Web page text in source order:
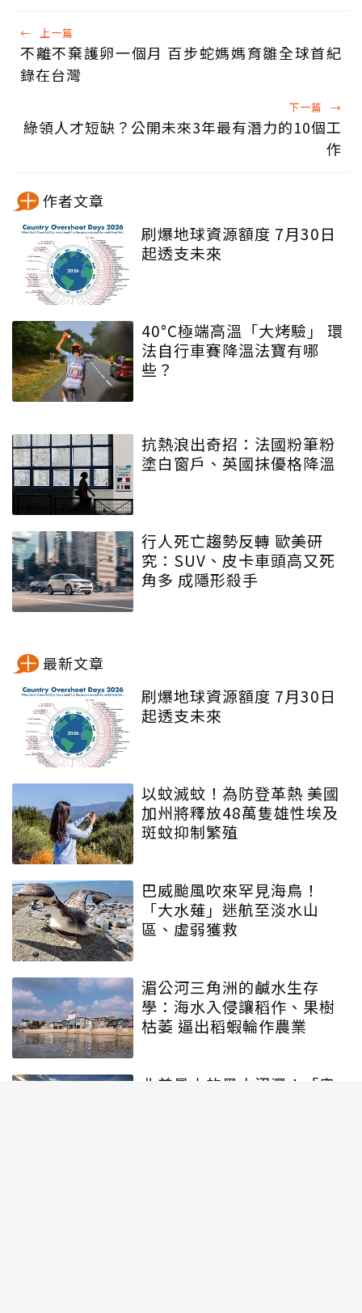
← 上一篇
不離不棄護卵一個月 百步蛇媽媽育雛全球首紀
錄在台灣
下一篇 →
綠領人才短缺？公開未來3年最有潛力的10個工
作
作者文章
刷爆地球資源額度 7月30日
起透支未來
40°C極端高溫「大烤驗」 環
法自行車賽降溫法寶有哪
些？
抗熱浪出奇招：法國粉筆粉
塗白窗戶、英國抹優格降溫
行人死亡趨勢反轉 歐美研
究：SUV、皮卡車頭高又死
角多 成隱形殺手
最新文章
刷爆地球資源額度 7月30日
起透支未來
以蚊滅蚊！為防登革熱 美國
加州將釋放48萬隻雄性埃及
斑蚊抑制繁殖
巴威颱風吹來罕見海鳥！
「大水薙」迷航至淡水山
區、虛弱獲救
湄公河三角洲的鹹水生存
學：海水入侵讓稻作、果樹
枯萎 逼出稻蝦輪作農業
北美最大的黑水沼澤！「奧